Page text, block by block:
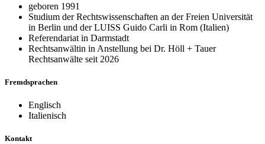
geboren 1991
Studium der Rechtswissenschaften an der Freien Universität
in Berlin und der LUISS Guido Carli in Rom (Italien)
Referendariat in Darmstadt
Rechtsanwältin in Anstellung bei Dr. Höll + Tauer
Rechtsanwälte seit 2026
Fremdsprachen
Englisch
Italienisch
Kontakt